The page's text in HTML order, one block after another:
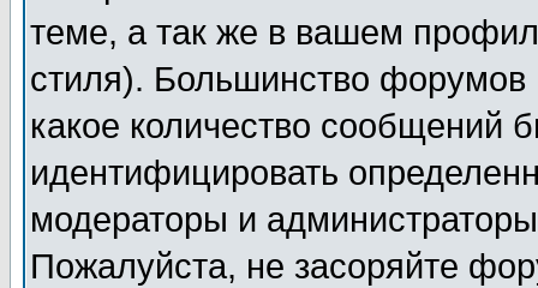
теме, а так же в вашем
стиля). Большинство форумов
какое количество сообщений
идентифицировать
модераторы и
Пожалуйста, не засоряйте